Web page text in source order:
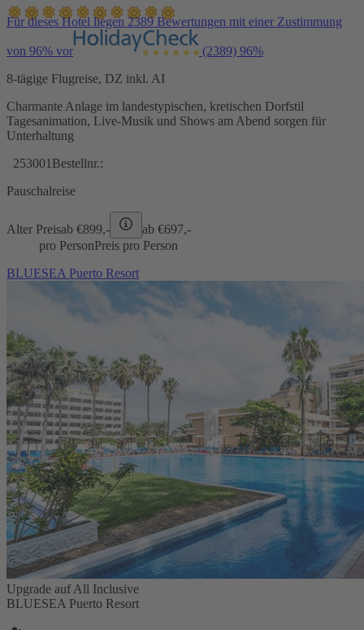
Für dieses Hotel liegen 2389 Bewertungen mit einer Zustimmung
von 96% vor (2389) 96%
8-tägige Flugreise, DZ inkl. AI
Charmante Anlage im landestypischen, kretischen Dorfstil
Tagesanimation, Live-Musik und Shows am Abend sorgen für
Unterhaltung
253001 Bestellnr.:
Pauschalreise
Alter Preisab €899,- ab €697,-
pro PersonPreis pro Person
BLUESEA Puerto Resort
Upgrade auf All Inclusive
BLUESEA Puerto Resort